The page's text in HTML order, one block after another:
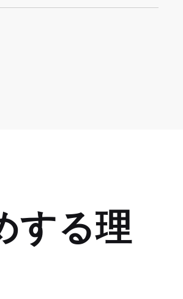
する理